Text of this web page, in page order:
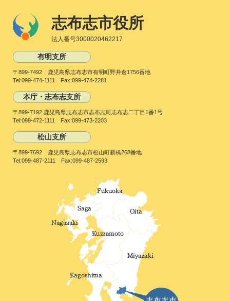
志布志市役所
法人番号3000020462217
有明支所
〒899-7492 鹿児島県志布志市有明町野井倉1756番地
Tel:099-474-1111 Fax:099-474-2281
本庁・志布志支所
〒899-7192 鹿児島県志布志市志布志町志布志二丁目1番1号
Tel:099-472-1111 Fax:099-473-2203
松山支所
〒899-7692 鹿児島県志布志市松山町新橋268番地
Tel:099-487-2111 Fax:099-487-2593